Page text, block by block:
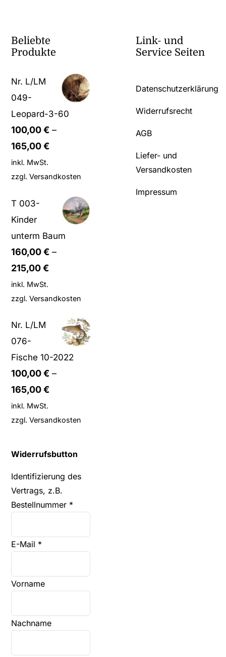
Beliebte
Produkte
Nr. L/LM
049-
Leopard-3-60
100,00€ –
165,00€
inkl. MwSt.
zzgl.Versandkosten
T 003-
Kinder
unterm Baum
160,00€ –
215,00€
inkl. MwSt.
zzgl.Versandkosten
Nr. L/LM
076-
Fische 10-2022
100,00€ –
165,00€
inkl. MwSt.
zzgl.Versandkosten
Link- und
Service Seiten
Datenschutzerklärung
Widerrufsrecht
AGB
Liefer- und
Versandkosten
Impressum
Widerrufsbutton
Identifizierung des
Vertrags, z.B.
Bestellnummer *
E-Mail *
E-
Vorname
Nachname